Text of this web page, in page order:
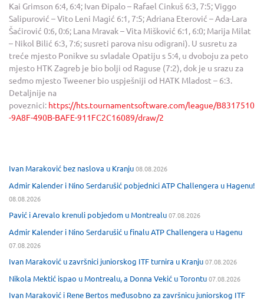
Kai Grimson 6:4, 6:4; Ivan Đipalo – Rafael Cinkuš 6:3, 7:5; Viggo
Salipurović – Vito Leni Magić 6:1, 7:5; Adriana Eterović – Ada-Lara
Šaćirović 0:6, 0:6; Lana Mravak – Vita Mišković 6:1, 6:0; Marija Milat
– Nikol Bilić 6:3, 7:6; susreti parova nisu odigrani). U susretu za
treće mjesto Ponikve su svladale Opatiju s 5:4, u dvoboju za peto
mjesto HTK Zagreb je bio bolji od Raguse (7:2), dok je u srazu za
sedmo mjesto Tweener bio uspješniji od HATK Mladost – 6:3.
Detaljnije na
poveznici: https://hts.tournamentsoftware.com/league/B8317510
-9A8F-490B-BAFE-911FC2C16089/draw/2
Ivan Maraković bez naslova u Kranju08.08.2026
Admir Kalender i Nino Serdarušić pobjednici ATP Challengera u Hagenu!
08.08.2026
Pavić i Arevalo krenuli pobjedom u Montrealu07.08.2026
Admir Kalender i Nino Serdarušić u finalu ATP Challengera u Hagenu
07.08.2026
Ivan Maraković u završnici juniorskog ITF turnira u Kranju07.08.2026
Nikola Mektić ispao u Montrealu, a Donna Vekić u Torontu07.08.2026
Ivan Maraković i Rene Bertos međusobno za završnicu juniorskog ITF